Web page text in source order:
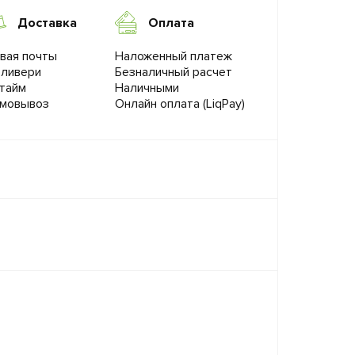
Доставка
почты
Оплата
Наложенный платеж
Безналичный расчет
Наличными
Онлайн оплата (LiqPay)